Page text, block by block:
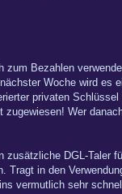
Bezahlen
Woche wird es
privaten
Wer
DGL-Taler
Tragt in den
vermutlich sehr